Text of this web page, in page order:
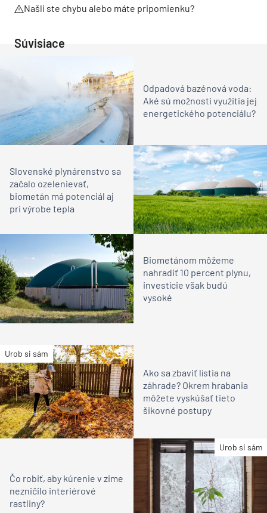
Našli ste chybu alebo máte pripomienku?
Súvisiace
Odpadová bazénová voda:
Aké sú možnosti využitia jej
energetického potenciálu?
Slovenské plynárenstvo sa
začalo ozelenievať,
biometán má potenciál aj
pri výrobe tepla
Biometánom môžeme
nahradiť 10 percent plynu,
investície však budú
vysoké
Urob si sám
Ako sa zbaviť lístia na
záhrade? Okrem hrabania
môžete vyskúšať tieto
šikovné postupy
Urob si sám
Čo robiť, aby kúrenie v zime
nezničilo interiérové
rastliny?